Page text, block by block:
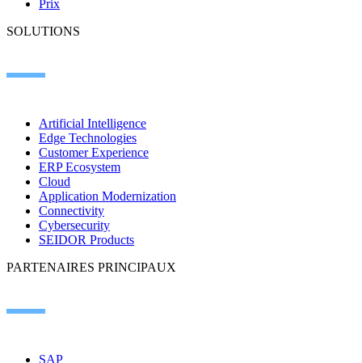
Prix
SOLUTIONS
Artificial Intelligence
Edge Technologies
Customer Experience
ERP Ecosystem
Cloud
Application Modernization
Connectivity
Cybersecurity
SEIDOR Products
PARTENAIRES PRINCIPAUX
SAP